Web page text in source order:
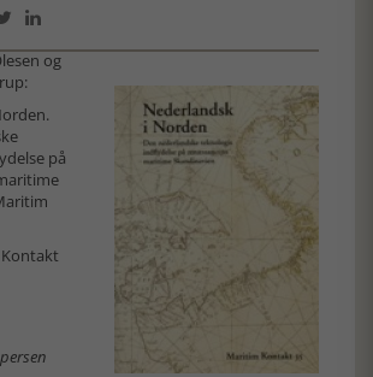

og
på